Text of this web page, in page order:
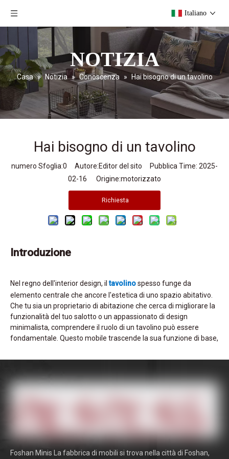
Italiano
NOTIZIA
Casa » Notizia » Conoscenza » Hai bisogno di un tavolino
Hai bisogno di un tavolino
numero Sfoglia:0 Autore:Editor del sito Pubblica Time: 2025-
02-16 Origine:motorizzato
Richiesta
Introduzione
Nel regno dell'interior design, iltavolinospesso funge da
elemento centrale che ancore l'estetica di uno spazio abitativo.
Che tu sia un proprietario di abitazione che cerca di migliorare la
funzionalità del tuo salotto o un appassionato di design
minimalista, comprendere il ruolo di un tavolino può essere
fondamentale. Questo mobile trascende la sua funzione di base,
personale. In questa analisi completa, approfondiamo il
vantaggi funzionali e come selezionare quello perfetto per
L'origine del tavolino si intreccia con le usanze sociali della fine
Foshan Minis La fabbrica di mobili si trova nella città di Foshan,